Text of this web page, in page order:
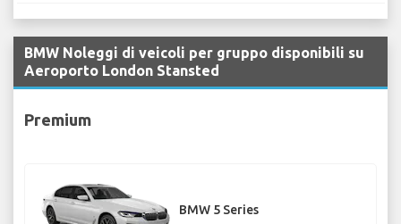
BMW Noleggi di veicoli per gruppo disponibili su
Aeroporto London Stansted
Premium
BMW 5 Series